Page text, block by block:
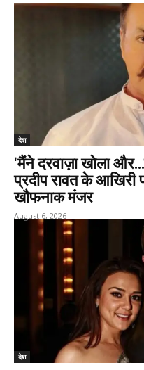
देश
‘मैंने दरवाज़ा खोला
प्रदीप रावत के आखिरी
खौफनाक मंजर
August 6, 2026
देश